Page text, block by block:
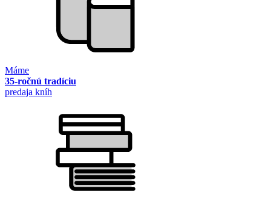
Máme
35-ročnú tradíciu
predaja kníh